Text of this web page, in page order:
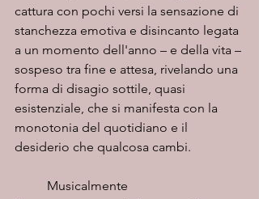
cattura con pochi versi la sensazione di
stanchezza emotiva e disincanto legata
a un momento dell'anno – e della vita –
sospeso tra fine e attesa, rivelando una
forma di disagio sottile, quasi
esistenziale, che si manifesta con la
monotonia del quotidiano e il
desiderio che qualcosa cambi.